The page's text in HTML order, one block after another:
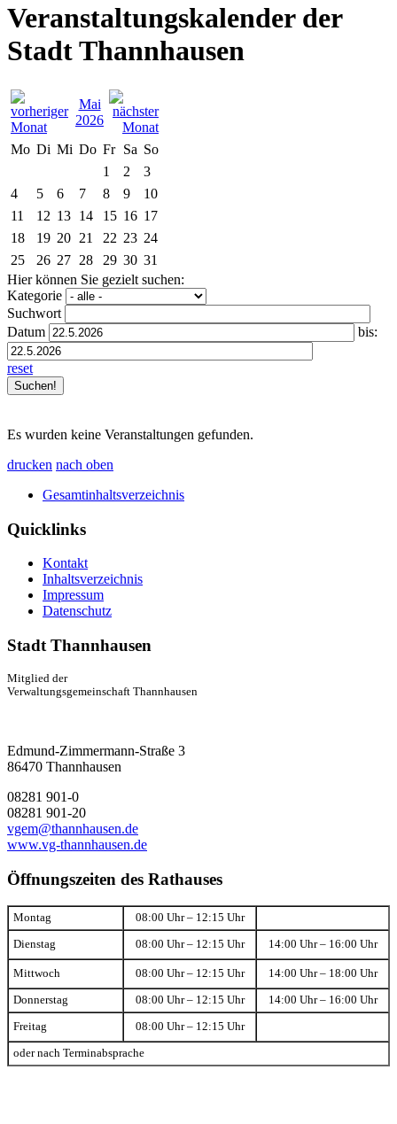
Veranstaltungskalender der
Stadt Thannhausen
Mai
2026
Mo Di Mi Do Fr Sa So
1
2
3
4
5 6 7 8 9
10
11
12 13 14 15 16 17
18
19 20 21 22 23 24
25
26 27 28 29 30 31
Hier können Sie gezielt suchen:
Kategorie
Suchwort
Datum
bis:
reset
Es wurden keine Veranstaltungen gefunden.
drucken nach oben
Gesamtinhaltsverzeichnis
Quicklinks
Kontakt
Inhaltsverzeichnis
Impressum
Datenschutz
Stadt Thannhausen
Mitglied der
Verwaltungsgemeinschaft Thannhausen
Edmund-Zimmermann-Straße 3
86470 Thannhausen
08281 901-0
08281 901-20
vgem@thannhausen.de
www.vg-thannhausen.de
Öffnungszeiten des Rathauses
Montag 08:00 Uhr – 12:15 Uhr
Dienstag 08:00 Uhr – 12:15 Uhr 14:00 Uhr – 16:00 Uhr
Mittwoch 08:00 Uhr – 12:15 Uhr 14:00 Uhr – 18:00 Uhr
Donnerstag 08:00 Uhr – 12:15 Uhr 14:00 Uhr – 16:00 Uhr
Freitag 08:00 Uhr – 12:15 Uhr
oder nach Terminabsprache